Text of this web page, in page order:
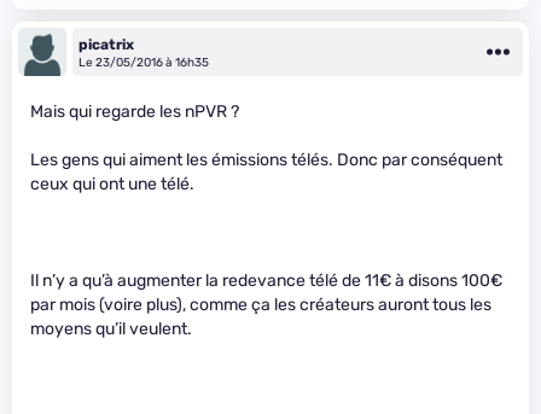
picatrix
Le 23/05/2016 à 16h35
Mais qui regarde les nPVR ?
Les gens qui aiment les émissions télés. Donc par conséquent
ceux qui ont une télé.
Il n’y a qu’à augmenter la redevance télé de 11€ à disons 100€
par mois (voire plus), comme ça les créateurs auront tous les
moyens qu’il veulent.